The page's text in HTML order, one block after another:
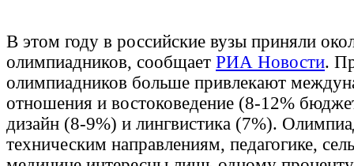
В этом году в российские вузы приняли
олимпиадников, сообщает РИА Новости.
олимпиадников больше привлекают
отношения и востоковедение (8-12%
дизайн (8-9%) и лингвистика (7%).
техническим направлениям, педагогике,